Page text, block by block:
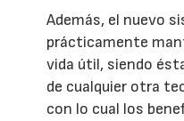
Además, el nuevo
prácticamente
vida útil, siendo
de cualquier otra
con lo cual los